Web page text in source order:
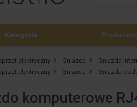
Kategorie
elektryczny Gniazda
Gniazda
elektryczny Gniazda Gniazda
komputerowe